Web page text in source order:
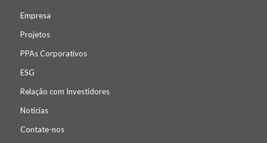
Empresa
Projetos
PPAsCorporativos
ESG
Relação com Investidores
Notícias
Contate-nos